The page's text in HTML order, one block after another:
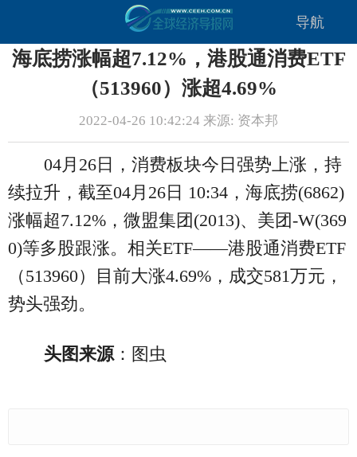
导航
海底捞涨幅超7.12%，港股通消费ETF
（513960）涨超4.69%
2022-04-26 10:42:24 来源: 资本邦
04月26日，消费板块今日强势上涨，持
续拉升，截至04月26日 10:34，海底捞(6862)
涨幅超7.12%，微盟集团(2013)、美团-W(369
0)等多股跟涨。相关ETF——港股通消费ETF
（513960）目前大涨4.69%，成交581万元，
势头强劲。
头图来源：图虫